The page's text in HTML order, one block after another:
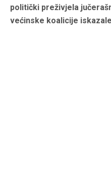
politički preživjela
većinske koalicije